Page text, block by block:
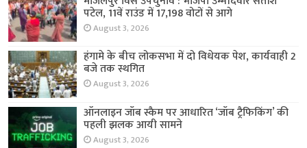
पटेल, 11वें राउंड में 17,198 वोटों से आगे
August 3, 2026
हंगामे के बीच लोकसभा में दो विधेयक पेश, कार्यवाही 2
बजे तक स्थगित
August 3, 2026
ऑनलाइन जॉब स्कैम पर आधारित ‘जॉब ट्रैफिकिंग’ की
पहली झलक आयी सामने
August 3, 2026